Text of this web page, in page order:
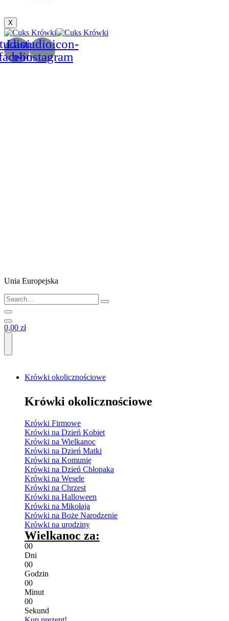
X
Lastudioicon-
b-instagram
Unia Europejska
0,00 zł
Krówki okolicznościowe
Krówki okolicznościowe
Krówki Firmowe
Krówki na Dzień Kobiet
Krówki na Wielkanoc
Krówki na Dzień Matki
Krówki na Komunię
Krówki na Dzień Chłopaka
Krówki na Wesele
Krówki na Chrzest
Krówki na Halloween
Krówki na Mikołaja
Krówki na Boże Narodzenie
Krówki na urodziny
Wielkanoc za:
00
Dni
00
Godzin
00
Minut
00
Sekund